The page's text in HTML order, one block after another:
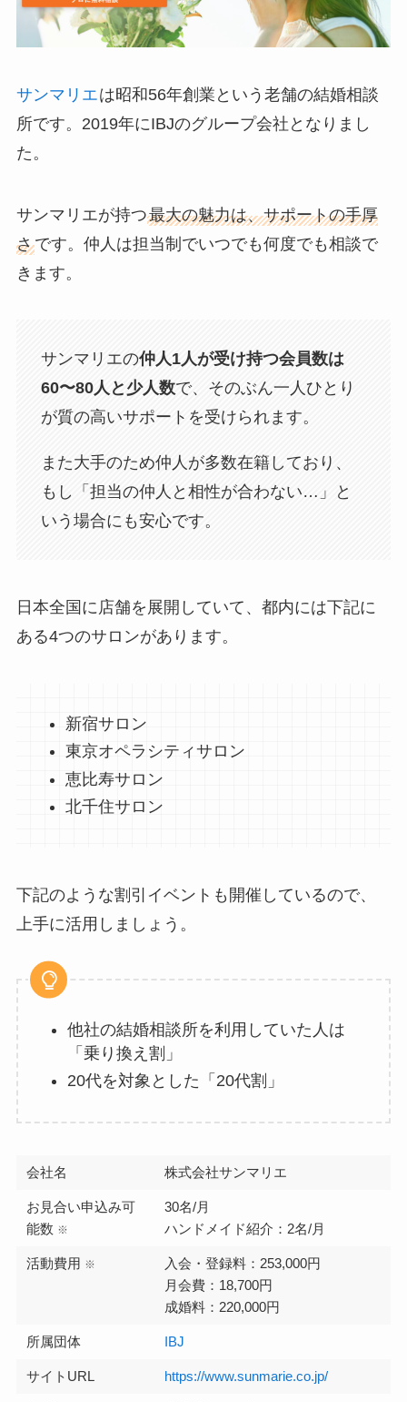
サンマリエは昭和56年創業という老舗の結婚相談
所です。2019年にIBJのグループ会社となりまし
た。
サンマリエが持つ最大の魅力は、サポートの手厚
さです。仲人は担当制でいつでも何度でも相談で
きます。
サンマリエの仲人1人が受け持つ会員数は
60〜80人と少人数で、そのぶん一人ひとり
が質の高いサポートを受けられます。
また大手のため仲人が多数在籍しており、
もし「担当の仲人と相性が合わない…」と
いう場合にも安心です。
日本全国に店舗を展開していて、都内には下記に
ある4つのサロンがあります。
新宿サロン
東京オペラシティサロン
恵比寿サロン
北千住サロン
下記のような割引イベントも開催しているので、
上手に活用しましょう。
他社の結婚相談所を利用していた人は
「乗り換え割」
20代を対象とした「20代割」
会社名 株式会社サンマリエ
お見合い申込み可
能数 ※
30名/月
ハンドメイド紹介：2名/月
活動費用 ※
入会・登録料：253,000円
月会費：18,700円
成婚料：220,000円
所属団体 IBJ
サイトURL https://www.sunmarie.co.jp/